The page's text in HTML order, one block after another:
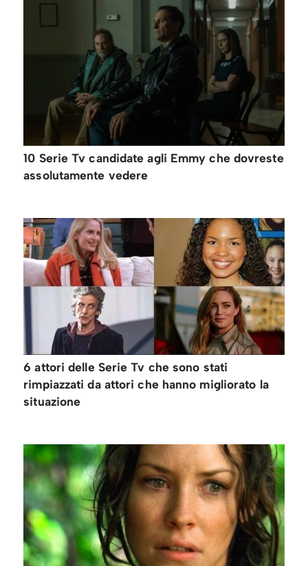
10 Serie Tv candidate agli Emmy che dovreste
assolutamente vedere
6 attori delle Serie Tv che sono stati
rimpiazzati da attori che hanno migliorato la
situazione